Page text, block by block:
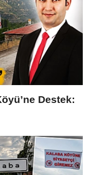
Destek: